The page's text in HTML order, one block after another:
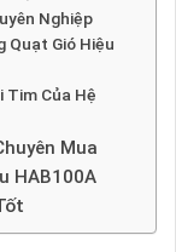
Nghiệp
Quạt Gió Hiệu
Tim Của Hệ
Mua
HAB100A